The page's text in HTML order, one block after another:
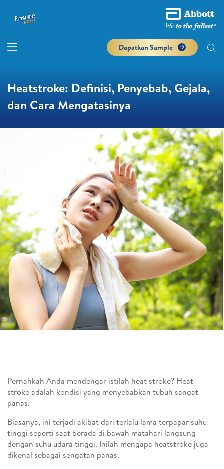
Dapatkan Sample
Heatstroke: Definisi, Penyebab, Gejala,
dan Cara Mengatasinya
Pernahkah Anda mendengar istilah heat stroke? Heat
stroke adalah kondisi yang menyebabkan tubuh sangat
panas.
Biasanya, ini terjadi akibat dari terlalu lama terpapar suhu
tinggi seperti saat berada di bawah matahari langsung
dengan suhu udara tinggi. Inilah mengapa heatstroke juga
dikenal sebagai sengatan panas.